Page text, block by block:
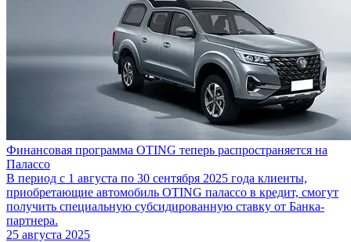
Финансовая программа OTING теперь распространяется на
Палассо
В период с 1 августа по 30 сентября 2025 года клиенты,
приобретающие автомобиль OTING палассо в кредит, смогут
получить специальную субсидированную ставку от Банка-
партнера.
25 августа 2025